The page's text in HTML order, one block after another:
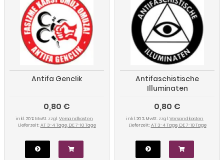
Antifa Genclik
0,80 €
inkl. 20 % MwSt. zzgl.Versandkosten
Lieferzeit: AT 3-4 Tage, DE 7-10 Tage
Antifaschistische
Illuminaten
0,80 €
inkl. 20 % MwSt. zzgl.Versandkosten
Lieferzeit: AT 3-4 Tage, DE 7-10 Tage